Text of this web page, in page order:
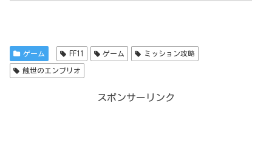
ゲーム FF11 ゲーム ミッション攻略
蝕世のエンブリオ
スポンサーリンク